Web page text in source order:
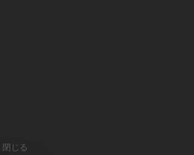
閉じる